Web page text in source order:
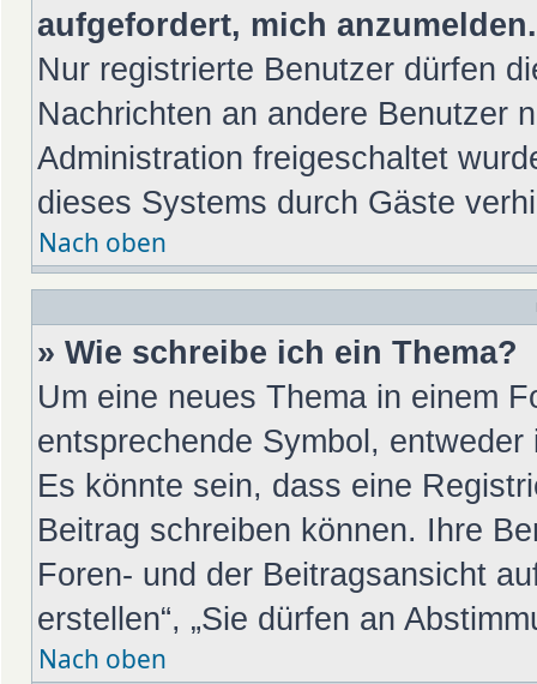
aufgefordert, mich anzumelden.
Nur registrierte Benutzer dürfen
Nachrichten an andere Benutzer
Administration freigeschaltet
dieses Systems durch Gäste
Nach oben
» Wie schreibe ich ein Thema?
Um eine neues Thema in einem
entsprechende Symbol,
Es könnte sein, dass eine
Beitrag schreiben können. Ihre
Foren- und der Beitragsansicht
erstellen“, „Sie dürfen an
Nach oben